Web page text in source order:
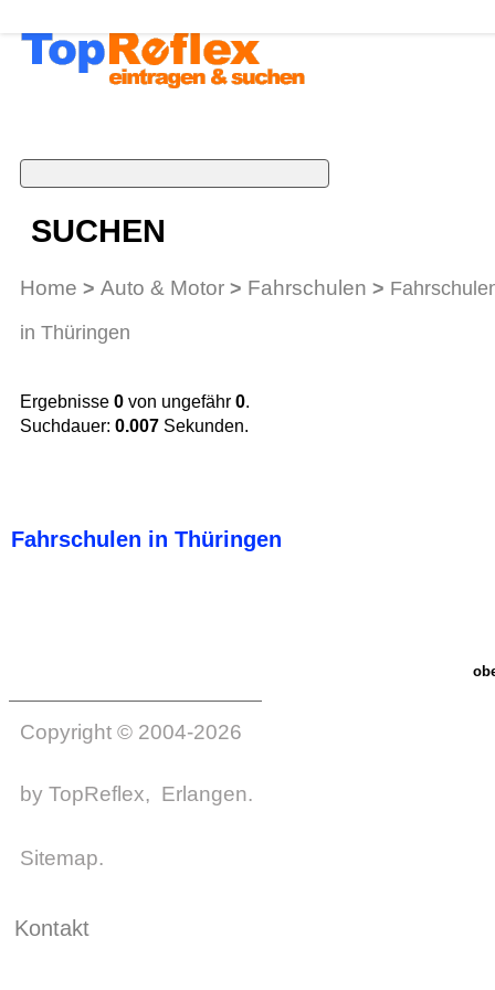
SUCHEN
Home > Auto & Motor > Fahrschulen >
in Thüringen
Ergebnisse 0 von ungefähr 0.
Suchdauer: 0.007 Sekunden.
Fahrschulen in Thüringen
Copyright © 2004-2026
by TopReflex, Erlangen.
Sitemap.
Kontakt